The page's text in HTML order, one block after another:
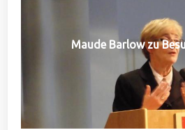
Maude Barlow zu